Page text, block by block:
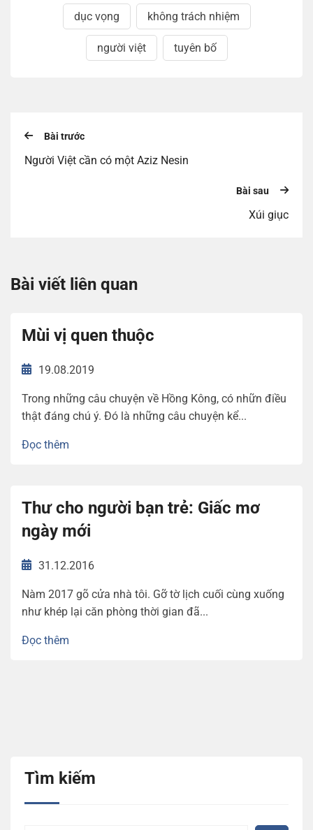
dục vọng không trách nhiệm
người việt tuyên bố
Bài trước
Người Việt cần có một Aziz Nesin
Bài sau
Xúi giục
Bài viết liên quan
Mùi vị quen thuộc
19.08.2019
Trong những câu chuyện về Hồng Kông, có nhữn điều
thật đáng chú ý. Đó là những câu chuyện kể...
Đọc thêm
Thư cho người bạn trẻ: Giấc mơ
ngày mới
31.12.2016
Nàm 2017 gõ cửa nhà tôi. Gỡ tờ lịch cuối cùng xuống
như khép lại căn phòng thời gian đã...
Đọc thêm
Tìm kiếm